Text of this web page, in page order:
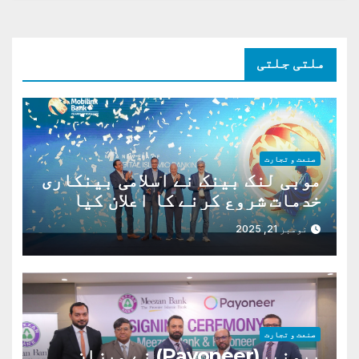
ملتی جلتی
صنعت و تجارت
موبی لنک بینک نے اسلامی بینکاری
خدمات شروع کرنے کا اعلان کیا
ہے،
نومبر 21, 2025
صنعت و تجارت